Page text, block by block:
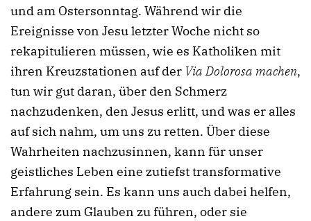
und am Ostersonntag. Während wir die
Ereignisse von Jesu letzter Woche nicht so
rekapitulieren müssen, wie es Katholiken mit
ihren Kreuzstationen auf der Via Dolorosa machen,
tun wir gut daran, über den Schmerz
nachzudenken, den Jesus erlitt, und was er alles
auf sich nahm, um uns zu retten. Über diese
Wahrheiten nachzusinnen, kann für unser
geistliches Leben eine zutiefst transformative
Erfahrung sein. Es kann uns auch dabei helfen,
andere zum Glauben zu führen, oder sie